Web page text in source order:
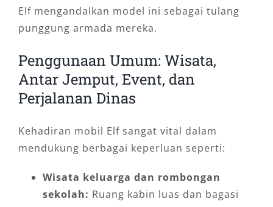
Elf mengandalkan model ini sebagai tulang
punggung armada mereka.
Penggunaan Umum: Wisata,
Antar Jemput, Event, dan
Perjalanan Dinas
Kehadiran mobil Elf sangat vital dalam
mendukung berbagai keperluan seperti:
Wisata keluarga dan rombongan
sekolah: Ruang kabin luas dan bagasi